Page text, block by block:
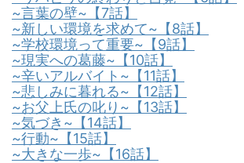
~言葉の壁~【7話】
~新しい環境を求めて~【8話】
~学校環境って重要~【9話】
~現実への葛藤~【10話】
~辛いアルバイト~【11話】
~悲しみに暮れる~【12話】
~お父上氏の叱り~【13話】
~気づき~【14話】
~行動~【15話】
~大きな一歩~【16話】